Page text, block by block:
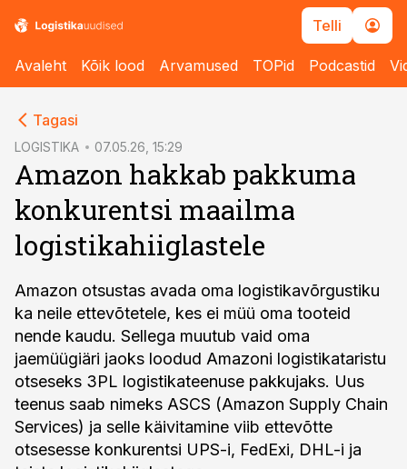
Telli
Avaleht Kõik lood Arvamused TOPid Podcastid
Tagasi
LOGISTIKA 07.05.26, 15:29
Amazon hakkab pakkuma
konkurentsi maailma
logistikahiiglastele
Amazon otsustas avada oma logistikavõrgustiku
ka neile ettevõtetele, kes ei müü oma tooteid
nende kaudu. Sellega muutub vaid oma
jaemüügiäri jaoks loodud Amazoni logistikataristu
otseseks 3PL logistikateenuse pakkujaks. Uus
teenus saab nimeks ASCS (Amazon Supply Chain
Services) ja selle käivitamine viib ettevõtte
otsesesse konkurentsi UPS-i, FedExi, DHL-i ja